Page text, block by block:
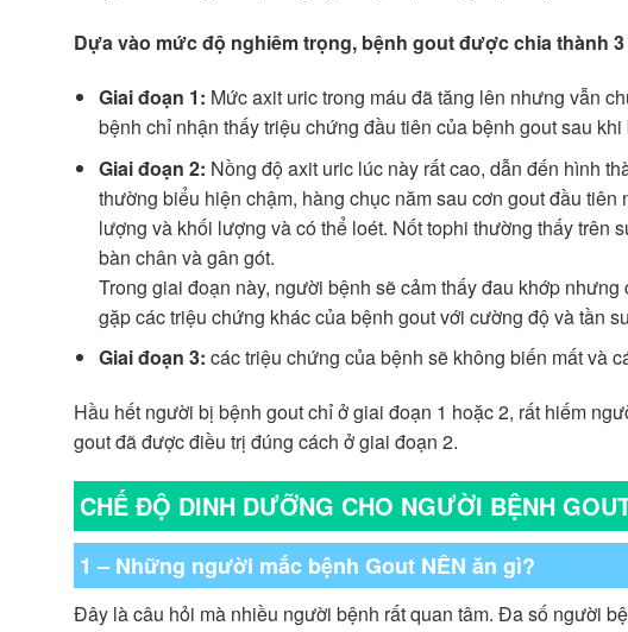
Dựa vào mức độ nghiêm trọng, bệnh gout được chia thành
Giai đoạn 1: Mức axit uric trong máu đã tăng lên nhưng vẫn
bệnh chỉ nhận thấy triệu chứng đầu tiên của bệnh gout sau
Giai đoạn 2: Nồng độ axit uric lúc này rất cao, dẫn đến hình
thường biểu hiện chậm, hàng chục năm sau cơn gout đầu
lượng và khối lượng và có thể loét. Nốt tophi thường thấy trên
bàn chân và gân gót.
Trong giai đoạn này, người bệnh sẽ cảm thấy đau khớp
gặp các triệu chứng khác của bệnh gout với cường độ và tần
Giai đoạn 3: các triệu chứng của bệnh sẽ không biến mất và
Hầu hết người bị bệnh gout chỉ ở giai đoạn 1 hoặc 2, rất hiếm
gout đã được điều trị đúng cách ở giai đoạn 2.
CHẾ ĐỘ DINH DƯỠNG CHO NGƯỜI BỆNH
1 – Những người mắc bệnh Gout NÊN ăn gì?
Đây là câu hỏi mà nhiều người bệnh rất quan tâm. Đa số người